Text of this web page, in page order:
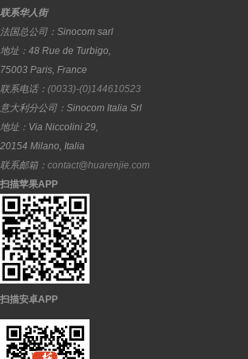
联系华人街
法国总公司： Sinocom sarl
地址： 48 Rue de Turbigo,
75003 Paris, France
联系电话： (0033)-(0)144610523
意大利分公司： Sinocom Italia Srl
地址： Via Niccolini 29,
20154 Milano, Italia
联系邮箱： contact@huarenjie.com
扫描苹果APP
扫描安卓APP